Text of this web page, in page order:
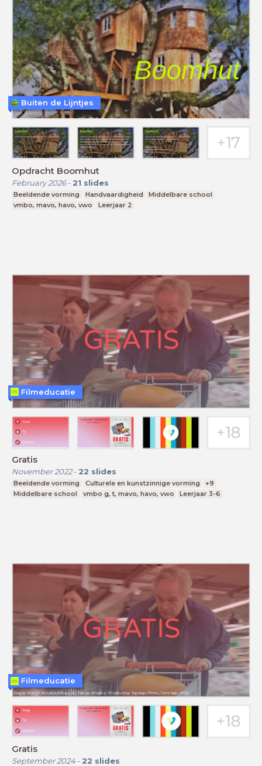
Opdracht Boomhut
February 2026- 21 slides
Beeldende vorming Handvaardigheid
Middelbare school
vmbo, mavo, havo, vwo
Leerjaar 2
Buiten de Lijntjes
Gratis
November 2022- 22 slides
Beeldende vorming Culturele en kunstzinnige vorming
+9
Middelbare school
vmbo g, t, mavo, havo, vwo Leerjaar 3-6
Filmeducatie
Gratis
September 2024- 22 slides
Filmeducatie